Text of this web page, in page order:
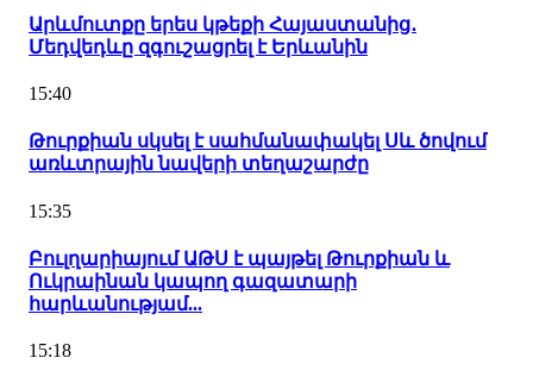
Արևմուտքը երես կթեքի Հայաստանից․
Մեդվեդևը զգուշացրել է Երևանին
15:40
Թուրքիան սկսել է սահմանափակել Սև ծովում
առևտրային նավերի տեղաշարժը
15:35
Բուլղարիայում ԱԹՍ է պայթել Թուրքիան և
Ուկրաինան կապող գազատարի
հարևանությամ...
15:18